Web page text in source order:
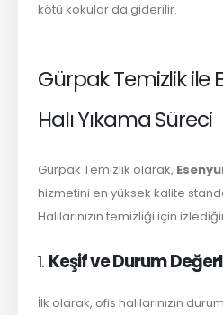
kötü kokular da giderilir.
Gürpak Temizlik ile
Halı Yıkama Süreci
Gürpak Temizlik olarak,
hizmetini en yüksek kalite
Halılarınızın temizliği için
1. Keşif ve Durum
İlk olarak, ofis halılarınızın